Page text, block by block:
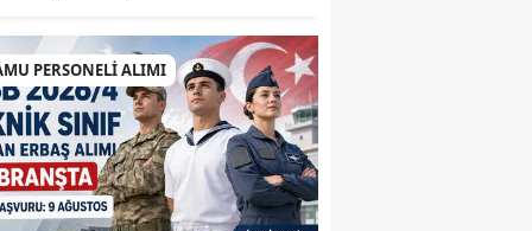
PERSONELİ ALIMI